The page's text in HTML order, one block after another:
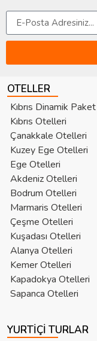
OTELLER
Kıbrıs Dinamik Paket
Kıbrıs Otelleri
Çanakkale Otelleri
Kuzey Ege Otelleri
Ege Otelleri
Akdeniz Otelleri
Bodrum Otelleri
Marmaris Otelleri
Çeşme Otelleri
Kuşadası Otelleri
Alanya Otelleri
Kemer Otelleri
Kapadokya Otelleri
Sapanca Otelleri
YURTIÇI TURLAR